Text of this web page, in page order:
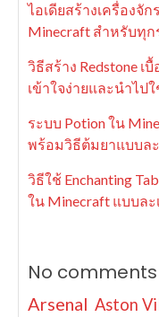
ไอเดียสร้างเครื่องจั
Minecraft สำหรับทุก
วิธีสร้าง Redstone
เข้าใจง่ายและนำไป
ระบบ Potion ใน
พร้อมวิธีต้มยาแบบล
วิธีใช้ Enchanting
ใน Minecraft แบบละ
No
Arsenal Aston